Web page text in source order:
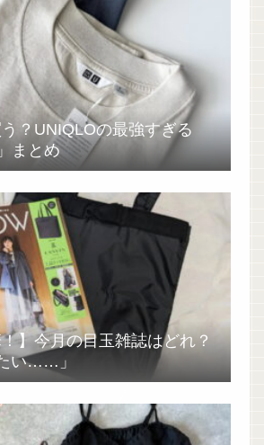
？UNIQLOの最強すぎる
まとめ
】今月の目玉雑誌はどれ？
い……」